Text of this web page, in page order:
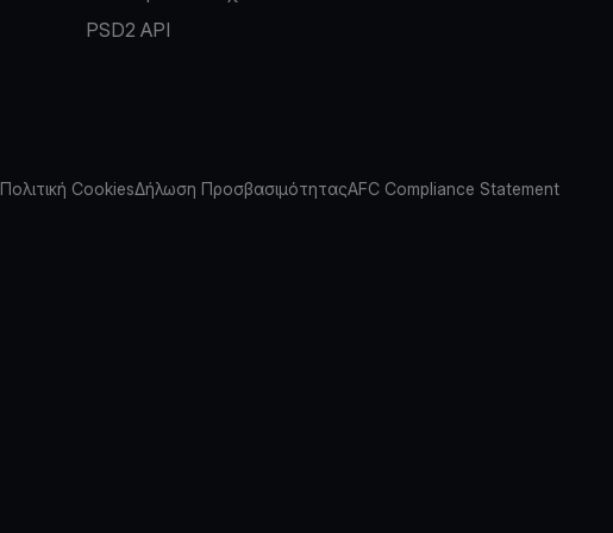
PSD2 API
Πολιτική CookiesΔήλωση ΠροσβασιμότηταςAFC Compliance Statement